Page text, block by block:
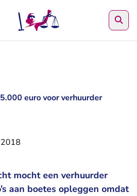
euro voor verhuurder
mocht een verhuurder
aan boetes opleggen omdat